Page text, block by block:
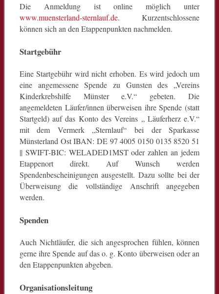
Die Anmeldung ist online möglich unter
www.muensterland-sternlauf.de. Kurzentschlossene
können sich an den Etappenpunkten nachmelden.
Startgebühr
Eine Startgebühr wird nicht erhoben. Es wird jedoch um
eine angemessene Spende zu Gunsten des „Vereins
Kinderkrebshilfe Münster e.V.“ gebeten. Die
angemeldeten Läufer/innen überweisen ihre Spende (statt
Startgeld) auf das Konto des Vereins „ Läuferherz e.V.“
mit dem Vermerk „Sternlauf“ bei der Sparkasse
Münsterland Ost IBAN: DE 97 4005 0150 0135 8520 51
|| SWIFT-BIC: WELADED1MST oder zahlen an jedem
Etappenort direkt. Auf Wunsch werden
Spendenbescheinigungen ausgestellt. Dazu sollte bei der
Überweisung die vollständige Anschrift angegeben
werden.
Spenden
Auch Nichtläufer, die sich angesprochen fühlen, können
gerne ihre Spende auf das o. g. Konto überweisen oder an
den Etappenpunkten abgeben.
Organisationsleitung